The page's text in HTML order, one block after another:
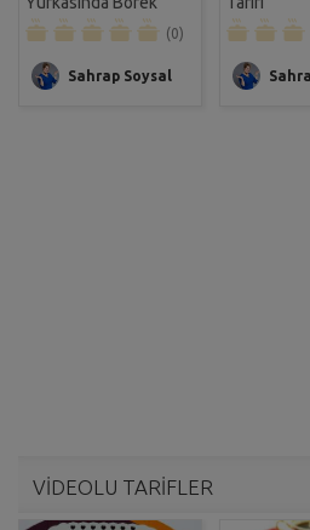
Tarifi
(0)
Sahrap Soysal
VİDEOLU TARİFLER